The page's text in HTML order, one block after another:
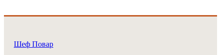
Шеф Повар